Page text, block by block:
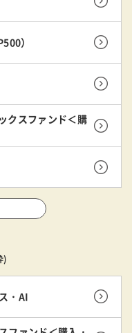
）
クスファンド＜購
)
・AI